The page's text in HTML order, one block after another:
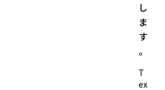
し
ま
す
。
T
ex